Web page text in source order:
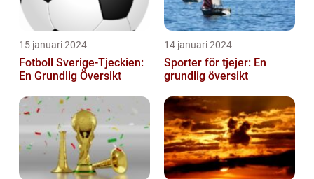
15 januari 2024
Fotboll Sverige-Tjeckien:
En Grundlig Översikt
14 januari 2024
Sporter för tjejer: En
grundlig översikt